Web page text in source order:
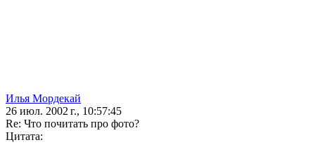
Илья Мордекай
26 июл. 2002 г., 10:57:45
Re: Что почитать про фото?
Цитата: